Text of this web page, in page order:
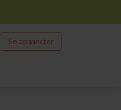
Se connecter